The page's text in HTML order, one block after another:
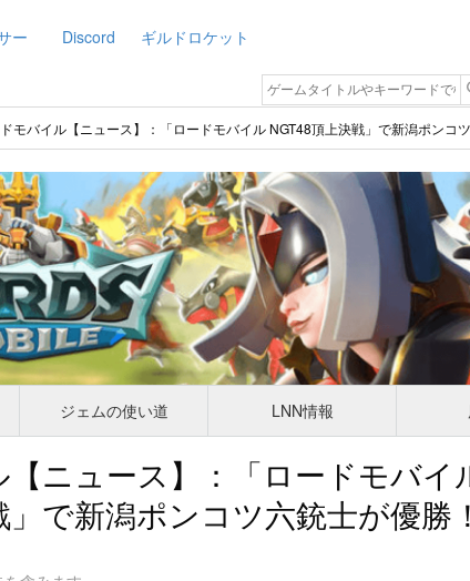
ー Discord ギルドロケット
モバイル【ニュース】：「ロードモバイル NGT48頂上決戦」で新潟ポンコ
ジェムの使い道 LNN情報
ニュース】：「ロードモバイ
で新潟ポンコツ六銃士が優勝！